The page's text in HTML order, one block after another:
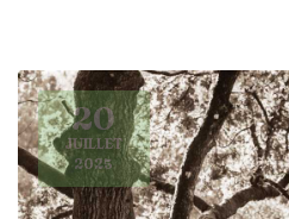
20
JUILLET
2025